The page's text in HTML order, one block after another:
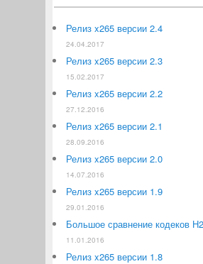
Релиз x265 версии 2.4
24.04.2017
Релиз x265 версии 2.3
15.02.2017
Релиз x265 версии 2.2
27.12.2016
Релиз x265 версии 2.1
28.09.2016
Релиз x265 версии 2.0
14.07.2016
Релиз x265 версии 1.9
29.01.2016
Большое сравнение кодеков
11.01.2016
Релиз x265 версии 1.8